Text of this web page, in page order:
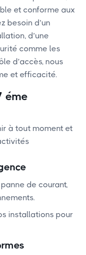
et conforme aux
besoin d’un
d’une
comme les
d’accès, nous
et efficacité.
éme
à tout moment et
de courant,
installations pour